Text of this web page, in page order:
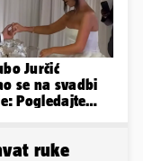
Jurčić
se na svadbi
Pogledajte
ruke